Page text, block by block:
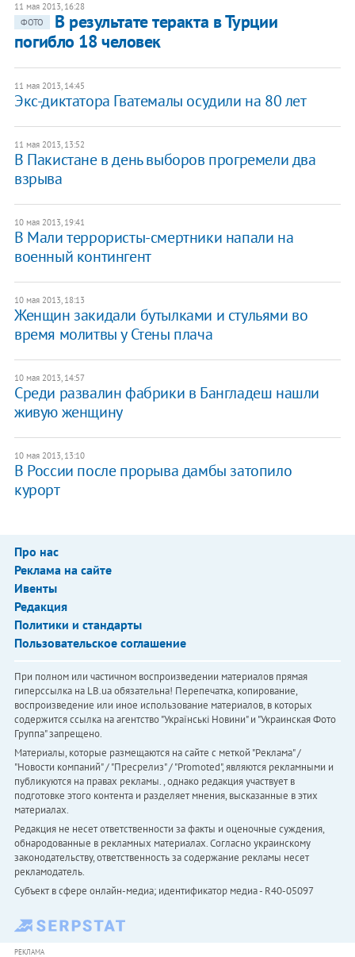
11 мая 2013, 16:28
ФОТО
В результате теракта в Турции
погибло 18 человек
11 мая 2013, 14:45
Экс-диктатора Гватемалы осудили на 80 лет
11 мая 2013, 13:52
В Пакистане в день выборов прогремели два
взрыва
10 мая 2013, 19:41
В Мали террористы-смертники напали на
военный контингент
10 мая 2013, 18:13
Женщин закидали бутылками и стульями во
время молитвы у Стены плача
10 мая 2013, 14:57
Среди развалин фабрики в Бангладеш нашли
живую женщину
10 мая 2013, 13:10
В России после прорыва дамбы затопило
курорт
Про нас
Реклама на сайте
Ивенты
Редакция
Политики и стандарты
Пользовательское соглашение
При полном или частичном воспроизведении материалов прямая
гиперссылка на LB.ua обязательна! Перепечатка, копирование,
воспроизведение или иное использование материалов, в которых
содержится ссылка на агентство "Українськi Новини" и "Украинская Фото
Группа" запрещено.
Материалы, которые размещаются на сайте с меткой "Реклама" /
"Новости компаний" / "Пресрелиз" / "Promoted", являются рекламными и
публикуются на правах рекламы. , однако редакция участвует в
подготовке этого контента и разделяет мнения, высказанные в этих
материалах.
Редакция не несет ответственности за факты и оценочные суждения,
обнародованные в рекламных материалах. Согласно украинскому
законодательству, ответственность за содержание рекламы несет
рекламодатель.
Субъект в сфере онлайн-медиа; идентификатор медиа - R40-05097
РЕКЛАМА